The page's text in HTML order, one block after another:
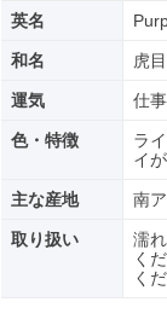
英名
和名 虎
運気 仕
色・特徴
ラ
イ
主な産地 南
取り扱い
濡
く
く